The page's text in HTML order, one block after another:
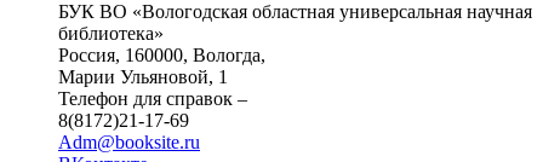
БУК ВО «Вологодская областная универсальная научная
библиотека»
Россия, 160000, Вологда,
Марии Ульяновой, 1
Телефон для справок –
8(8172)21-17-69
Adm@booksite.ru